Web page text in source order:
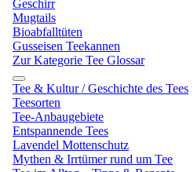
Geschirr
Mugtails
Bioabfalltüten
Gusseisen Teekannen
Zur Kategorie Tee Glossar
Tee & Kultur / Geschichte des Tees
Teesorten
Tee-Anbaugebiete
Entspannende Tees
Lavendel Mottenschutz
Mythen & Irrtümer rund um Tee